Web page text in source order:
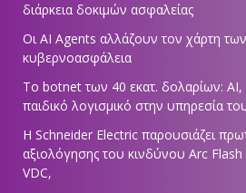
διάρκεια δοκιμών ασφαλείας
Οι AI Agents αλλάζουν τον χάρτη
κυβερνοασφάλεια
Το botnet των 40 εκατ. δολαρίων: AI,
παιδικό λογισμικό στην υπηρεσία
Η Schneider Electric παρουσιάζει
αξιολόγησης του κινδύνου Arc
VDC,